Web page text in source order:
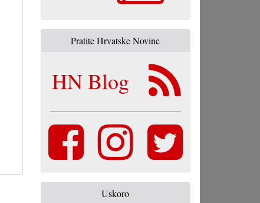
Pratite Hrvatske Novine
HN Blog
Uskoro